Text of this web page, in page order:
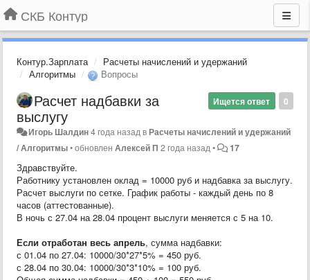
СКБ Контур
Контур.Зарплата
Расчеты начислений и удержаний
Алгоритмы
Вопросы
0
Ищется ответ
Расчет надбавки за
выслугу
Игорь Шалдин4 года назад вРасчеты начислений и удержаний
/ Алгоритмы•обновлен Алексей П 2 года назад • 17
Здравствуйте.
Работнику установлен оклад = 10000 руб и надбавка за выслугу.
Расчет выслуги по сетке. График работы - каждый день по 8
часов (аттестованные).
В ночь с 27.04 на 28.04 процент выслуги меняется с 5 на 10.
Если отработан весь апрель, сумма надбавки:
с 01.04 по 27.04: 10000/30*27*5% = 450 руб.
с 28.04 по 30.04: 10000/30*3*10% = 100 руб.